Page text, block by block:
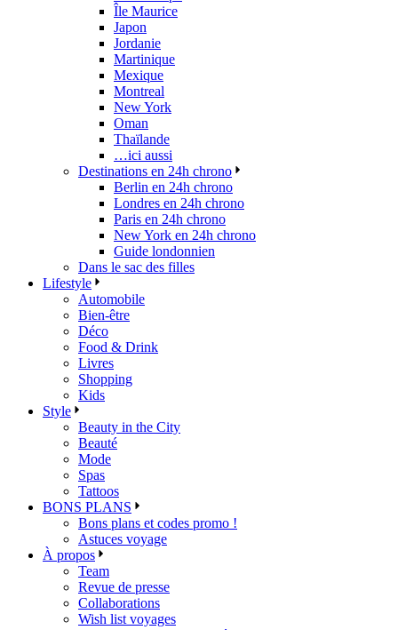
Île Maurice
Japon
Jordanie
Martinique
Mexique
Montreal
New York
Oman
Thaïlande
…ici aussi
Destinations en 24h chrono
Berlin en 24h chrono
Londres en 24h chrono
Paris en 24h chrono
New York en 24h chrono
Guide londonnien
Dans le sac des filles
Lifestyle
Automobile
Bien-être
Déco
Food & Drink
Livres
Shopping
Kids
Style
Beauty in the City
Beauté
Mode
Spas
Tattoos
BONS PLANS
Bons plans et codes promo !
Astuces voyage
À propos
Team
Revue de presse
Collaborations
Wish list voyages